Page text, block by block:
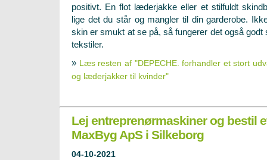
positivt. En flot læderjakke eller et stilfuldt
lige det du står og mangler til din garderobe.
skin er smukt at se på, så fungerer det også
tekstiler.
» Læs resten af "DEPECHE. forhandler et stort
og læderjakker til kvinder"
Lej entreprenørmaskiner og bestil
MaxByg ApS i Silkeborg
04-10-2021